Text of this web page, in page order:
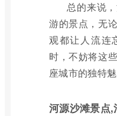
总的来说
游的景点，无
观都让人流连
时，不妨将这
座城市的独特魅
河源沙滩景点